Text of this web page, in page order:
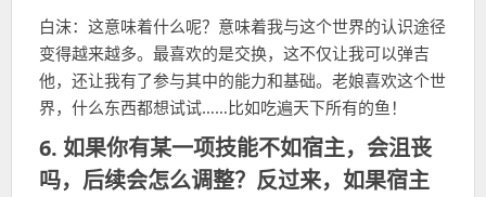
白沫：这意味着什么呢？意味着我与这个世界的认识途径
变得越来越多。最喜欢的是交换，这不仅让我可以弹吉
他，还让我有了参与其中的能力和基础。老娘喜欢这个世
界，什么东西都想试试……比如吃遍天下所有的鱼！
6. 如果你有某一项技能不如宿主，会沮丧
吗，后续会怎么调整？反过来，如果宿主